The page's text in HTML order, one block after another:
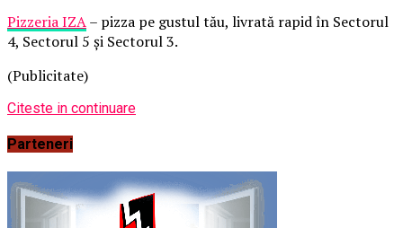
Pizzeria IZA– pizza pe gustul tău, livrată rapid în Sectorul
4, Sectorul 5 și Sectorul 3.
(Publicitate)
Citeste in continuare
Parteneri